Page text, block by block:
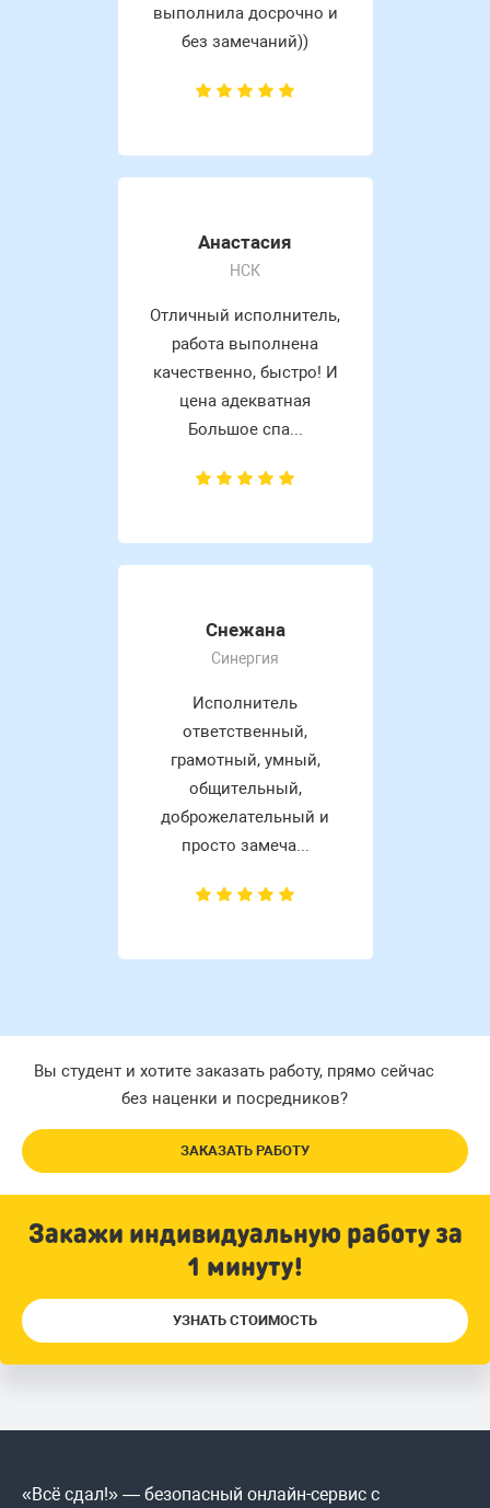
выполнила досрочно и
без замечаний))
Анастасия
НСК
Отличный исполнитель,
работа выполнена
качественно, быстро! И
цена адекватная
Большое спа...
Снежана
Синергия
Исполнитель
ответственный,
грамотный, умный,
общительный,
доброжелательный и
просто замеча...
Вы студент и хотите заказать работу, прямо сейчас
без наценки и посредников?
ЗАКАЗАТЬ РАБОТУ
Закажи индивидуальную работу за
1 минуту!
УЗНАТЬ СТОИМОСТЬ
«Всё сдал!» — безопасный онлайн-сервис с